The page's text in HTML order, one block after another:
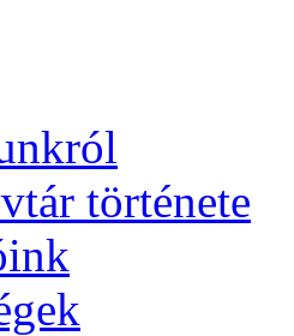
története